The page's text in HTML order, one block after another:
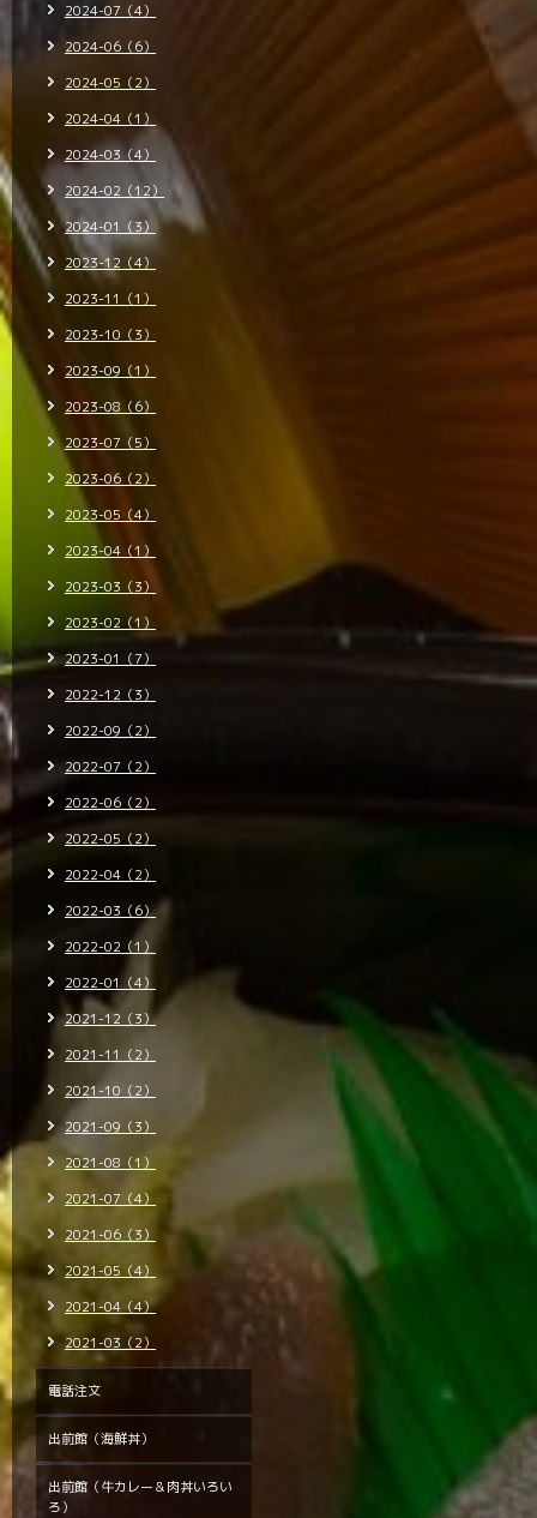
2024-07（4）
2024-06（6）
2024-05（2）
2024-04（1）
2024-03（4）
2024-02（12）
2024-01（3）
2023-12（4）
2023-11（1）
2023-10（3）
2023-09（1）
2023-08（6）
2023-07（5）
2023-06（2）
2023-05（4）
2023-04（1）
2023-03（3）
2023-02（1）
2023-01（7）
2022-12（3）
2022-09（2）
2022-07（2）
2022-06（2）
2022-05（2）
2022-04（2）
2022-03（6）
2022-02（1）
2022-01（4）
2021-12（3）
2021-11（2）
2021-10（2）
2021-09（3）
2021-08（1）
2021-07（4）
2021-06（3）
2021-05（4）
2021-04（4）
2021-03（2）
電話注文
出前館（海鮮丼）
出前館（牛カレー＆肉丼いろい
ろ）